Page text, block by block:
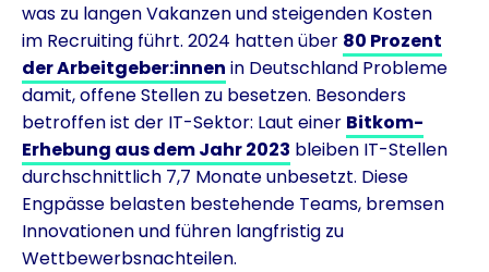
was zu langen Vakanzen und steigenden Kosten
im Recruiting führt. 2024 hatten über 80 Prozent
der Arbeitgeber:innen in Deutschland Probleme
damit, offene Stellen zu besetzen. Besonders
betroffen ist der IT-Sektor: Laut einer Bitkom-
Erhebung aus dem Jahr 2023 bleiben IT-Stellen
durchschnittlich 7,7 Monate unbesetzt. Diese
Engpässe belasten bestehende Teams, bremsen
Innovationen und führen langfristig zu
Wettbewerbsnachteilen.